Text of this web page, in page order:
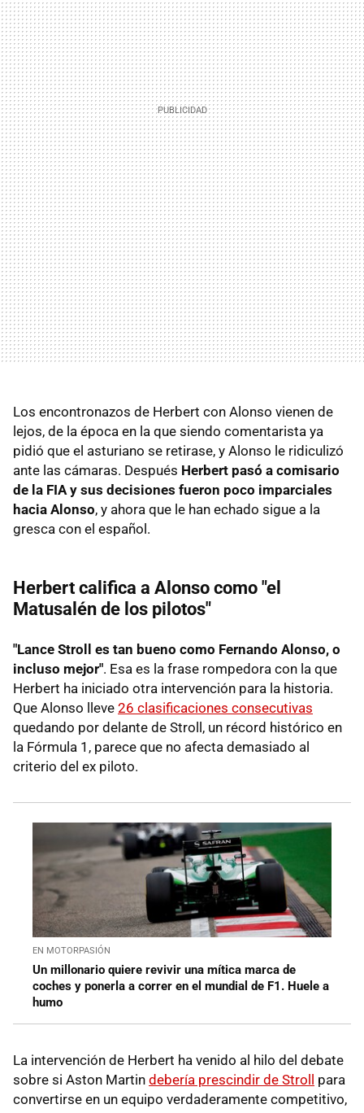
Los encontronazos de Herbert con Alonso vienen de
lejos, de la época en la que siendo comentarista ya
pidió que el asturiano se retirase, y Alonso le ridiculizó
ante las cámaras. Después Herbert pasó a comisario
de la FIA y sus decisiones fueron poco imparciales
hacia Alonso, y ahora que le han echado sigue a la
gresca con el español.
Herbert califica a Alonso como "el
Matusalén de los pilotos"
"Lance Stroll es tan bueno como Fernando Alonso, o
incluso mejor". Esa es la frase rompedora con la que
Herbert ha iniciado otra intervención para la historia.
Que Alonso lleve 26 clasificaciones consecutivas
quedando por delante de Stroll, un récord histórico en
la Fórmula 1, parece que no afecta demasiado al
criterio del ex piloto.
EN MOTORPASIÓN
Un millonario quiere revivir una mítica marca de
coches y ponerla a correr en el mundial de F1. Huele a
humo
La intervención de Herbert ha venido al hilo del debate
sobre si Aston Martin debería prescindir de Stroll
para
convertirse en un equipo verdaderamente competitivo,